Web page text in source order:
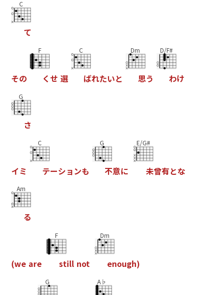
C
て
その
F
くせ 選
C
ばれたいと
Dm
思う
D/F#
わけ
G
さ
イミ
C
テーショ ンも
G
不意に
E/G#
未曾有とな
Am
る
(we are
F
still not
Dm
enough)
G A♭